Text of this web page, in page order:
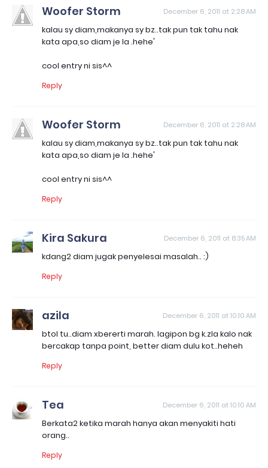
Woofer Storm December 6, 2011 at 2:28 AM
kalau sy diam,makanya sy bz..tak pun tak tahu nak
kata apa,so diam je la .hehe'
cool entry ni sis^^
Reply
Woofer Storm December 6, 2011 at 2:28 AM
kalau sy diam,makanya sy bz..tak pun tak tahu nak
kata apa,so diam je la .hehe'
cool entry ni sis^^
Reply
Kira Sakura December 6, 2011 at 8:35 AM
kdang2 diam jugak penyelesai masalah.. :)
Reply
azila December 6, 2011 at 10:10 AM
btol tu..diam xbererti marah. lagipon bg k.zla kalo nak
bercakap tanpa point, better diam dulu kot..heheh
Reply
Tea December 6, 2011 at 10:10 AM
Berkata2 ketika marah hanya akan menyakiti hati
orang..
Reply